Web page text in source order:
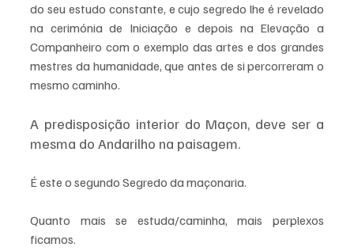
do seu estudo constante, e cujo segredo lhe é revelado
na cerimónia de Iniciação e depois na Elevação a
Companheiro com o exemplo das artes e dos grandes
mestres da humanidade, que antes de si percorreram o
mesmo caminho.
A predisposição interior do Maçon, deve ser a
mesma do Andarilho na paisagem.
É este o segundo Segredo da maçonaria.
Quanto mais se estuda/caminha, mais perplexos
ficamos.